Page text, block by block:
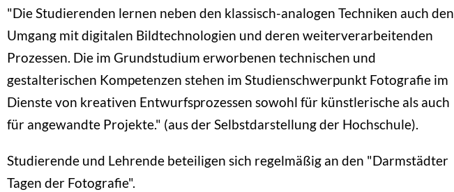
"Die Studierenden lernen neben den klassisch-analogen Techniken auch den
Umgang mit digitalen Bildtechnologien und deren weiterverarbeitenden
Prozessen. Die im Grundstudium erworbenen technischen und
gestalterischen Kompetenzen stehen im Studienschwerpunkt Fotografie im
Dienste von kreativen Entwurfsprozessen sowohl für künstlerische als auch
für angewandte Projekte." (aus der Selbstdarstellung der Hochschule).
Studierende und Lehrende beteiligen sich regelmäßig an den "Darmstädter
Tagen der Fotografie".